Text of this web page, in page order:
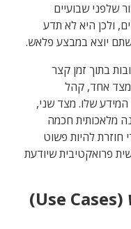
שלפני שבועיים
ולכן היא לא תדע
יוצא במבצע פלאש.
שהדיווח המקורי משך 99 תגובות בתוך זמן קצר
מצד אחד, קהל
שלו. מצד שני,
מלאכותית חכמה
להיות פשוט
פרואקטיבית שיודעת
שלושה תרחישי שימוש (Use Cases)